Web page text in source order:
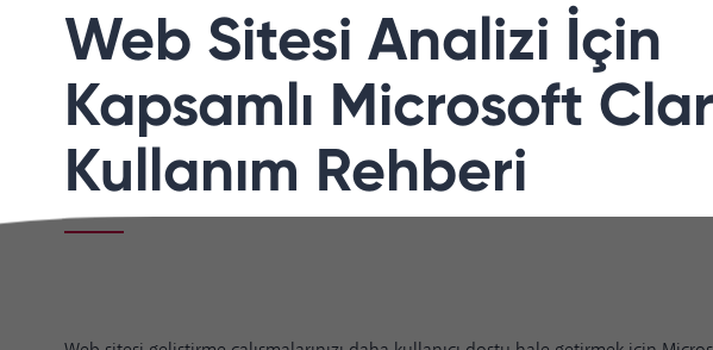
Web Sitesi Analizi İçin
Kapsamlı Microsoft
Kullanım Rehberi